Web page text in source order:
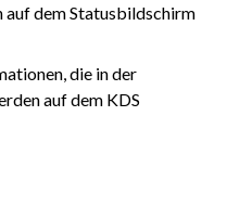
auf dem Statusbildschirm
die in der
auf dem KDS